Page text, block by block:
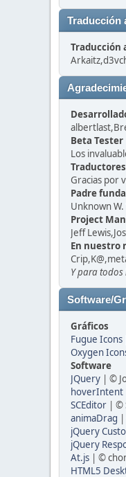
Traducción
Traducción
Beta Tester
Los
Traductores
Gracias por
Padre
Unknown
Project
Jeff
En nuestro
Y para
Software/
Gráficos
Fugue Icons
Oxygen
Software
JQuery | ©
hoverIntent
SCEditor | ©
animaDrag
jQuery
jQuery
At.js | ©
HTML5